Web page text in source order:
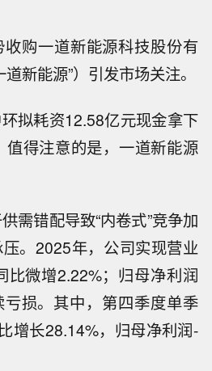
购一道新能源科技股份有
新能源”）引发市场关注。
拟耗资12.58亿元现金拿下
得注意的是，一道新能源
需错配导致“内卷式”竞争加
。2025年，公司实现营业
比微增2.22%；归母净利润
损。其中，第四季度单季
增长28.14%，归母净利润-